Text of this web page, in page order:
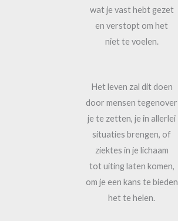
wat je vast hebt gezet
en verstopt om het
niet te voelen.
Het leven zal dit doen
door mensen tegenover
je te zetten, je in allerlei
situaties brengen, of
ziektes in je lichaam
tot uiting laten komen,
om je een kans te bieden
het te helen.